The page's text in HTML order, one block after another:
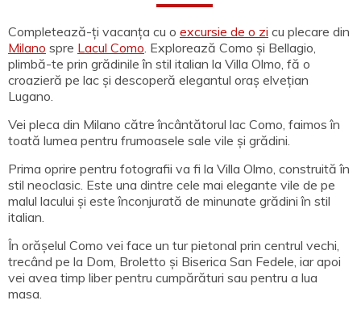
Completează-ți vacanța cu o excursie de o zi cu plecare din
Milano spre Lacul Como. Explorează Como și Bellagio,
plimbă-te prin grădinile în stil italian la Villa Olmo, fă o
croazieră pe lac și descoperă elegantul oraș elvețian
Lugano.
Vei pleca din Milano către încântătorul lac Como, faimos în
toată lumea pentru frumoasele sale vile și grădini.
Prima oprire pentru fotografii va fi la Villa Olmo, construită în
stil neoclasic. Este una dintre cele mai elegante vile de pe
malul lacului și este înconjurată de minunate grădini în stil
italian.
În orășelul Como vei face un tur pietonal prin centrul vechi,
trecând pe la Dom, Broletto și Biserica San Fedele, iar apoi
vei avea timp liber pentru cumpărături sau pentru a lua
masa.